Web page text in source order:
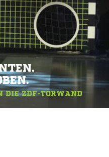
DIE ZDF-TORWAND